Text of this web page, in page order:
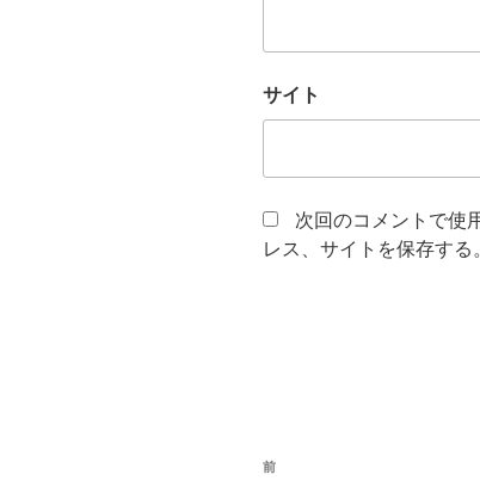
サイト
次回のコメントで使
レス、サイトを保存する
投
前
前